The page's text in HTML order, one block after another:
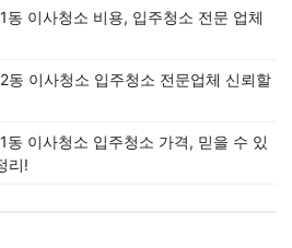
동 이사청소 비용, 입주청소 전문 업체
동 이사청소 입주청소 전문업체 신뢰할
동 이사청소 입주청소 가격, 믿을 수 있
리!